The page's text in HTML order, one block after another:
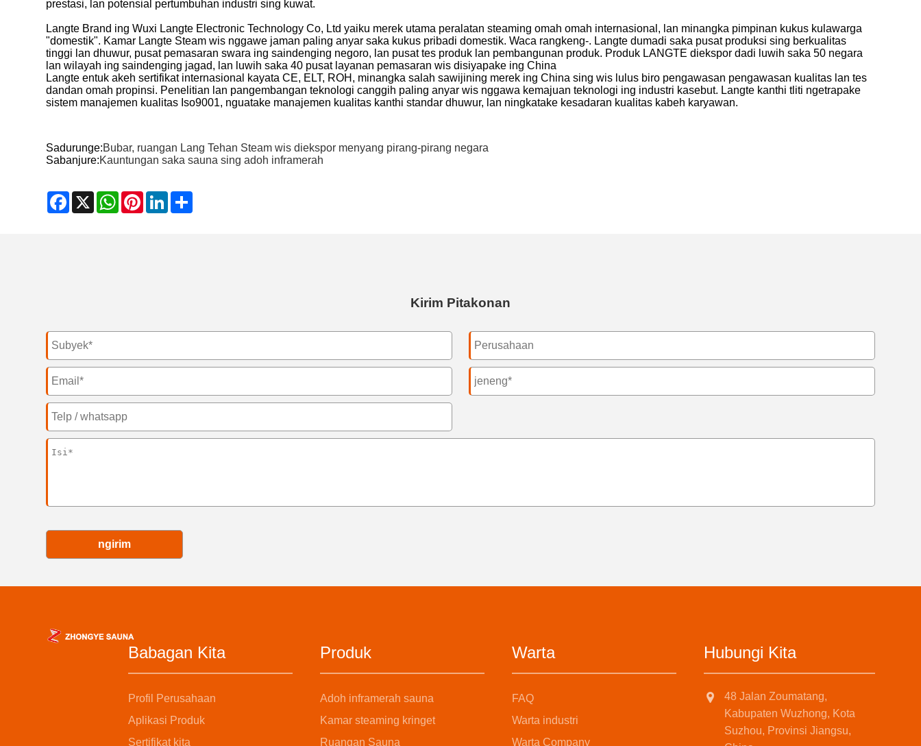
prestasi, lan potensial pertumbuhan industri sing kuwat.
Langte Brand ing Wuxi Langte Electronic Technology Co, Ltd yaiku merek utama peralatan steaming omah omah internasional, lan minangka pimpinan kukus kulawarga
"domestik". Kamar Langte Steam wis nggawe jaman paling anyar saka kukus pribadi domestik. Waca rangkeng-. Langte dumadi saka pusat produksi sing berkualitas
tinggi lan dhuwur, pusat pemasaran swara ing saindenging negoro, lan pusat tes produk lan pembangunan produk. Produk LANGTE diekspor dadi luwih saka 50 negara
lan wilayah ing saindenging jagad, lan luwih saka 40 pusat layanan pemasaran wis disiyapake ing China
Langte entuk akeh sertifikat internasional kayata CE, ELT, ROH, minangka salah sawijining merek ing China sing wis lulus biro pengawasan pengawasan kualitas lan tes
dandan omah propinsi. Penelitian lan pangembangan teknologi canggih paling anyar wis nggawa kemajuan teknologi ing industri kasebut. Langte kanthi tliti ngetrapake
sistem manajemen kualitas Iso9001, nguatake manajemen kualitas kanthi standar dhuwur, lan ningkatake kesadaran kualitas kabeh karyawan.
Sadurunge:Bubar, ruangan Lang Tehan Steam wis diekspor menyang pirang-pirang negara
Sabanjure:Kauntungan saka sauna sing adoh inframerah
Facebook
X WhatsApp
PinterestLinkedIn
Kirim Pitakonan
ngirim
Babagan Kita
Profil Perusahaan
Aplikasi Produk
Sertifikat kita
Produk
Adoh inframerah sauna
Kamar steaming kringet
Ruangan Sauna
Warta
FAQ
Warta industri
Warta Company
Hubungi Kita
48 Jalan Zoumatang,
Kabupaten Wuzhong, Kota
Suzhou, Provinsi Jiangsu,